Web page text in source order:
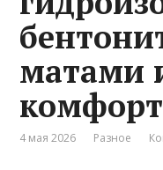
матами
4 мая 2026 Разное